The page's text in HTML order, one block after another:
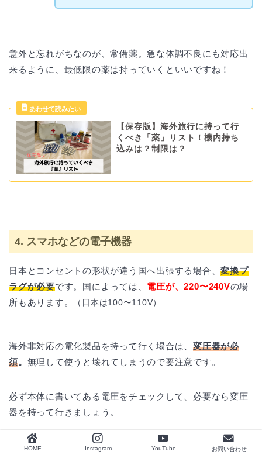
意外と忘れがちなのが、常備薬。急な体調不良にも対応出
来るように、最低限の薬は持っていくといいですね！
【保存版】海外旅行に持って行
くべき「薬」リスト！機内持ち
込みは？制限は？
4. スマホなどの電子機器
日本とコンセントの形状が違う国へ出張する場合、変換プ
ラグが必要です。国によっては、 電圧が、220〜240Vの場
所もあります。
（日本は100〜110V）
海外非対応の電化製品を持って行く場合は、変圧器が必
須。 無理して使うと壊れてしまうので要注意です。
必ず本体に書いてある電圧をチェックして、必要なら変圧
器を持って行きましょう。
HOME Instagram YouTube お問い合わせ